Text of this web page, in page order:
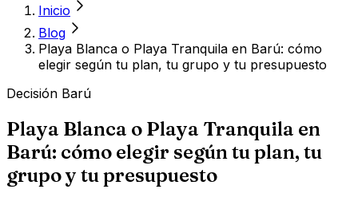
Inicio
Blog
Playa Blanca o Playa Tranquila en Barú: cómo
elegir según tu plan, tu grupo y tu presupuesto
Decisión Barú
Playa Blanca o Playa Tranquila en
Barú: cómo elegir según tu plan, tu
grupo y tu presupuesto